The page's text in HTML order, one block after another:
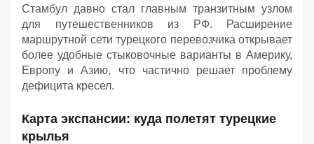
Стамбул давно стал главным транзитным узлом
для путешественников из РФ. Расширение
маршрутной сети турецкого перевозчика открывает
более удобные стыковочные варианты в Америку,
Европу и Азию, что частично решает проблему
дефицита кресел.
Карта экспансии: куда полетят турецкие
крылья